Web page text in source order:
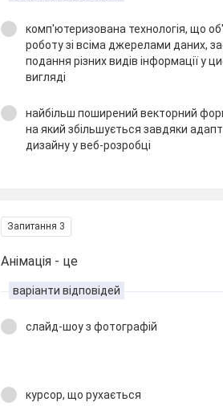
комп'ютеризована технологія, що
роботу зі всіма джерелами даних,
подання різних видів інформації у
вигляді
найбільш поширений векторний
на який збільшується завдяки
дизайну у веб-розробці
Запитання 3
Анімація - це
варіанти відповідей
слайд-шоу з фотографій
курсор, що рухається